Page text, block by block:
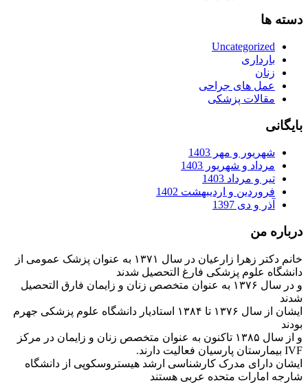
دسته ها
Uncategorized
بارداری
زنان
عمل های جراحی
مقالات پزشکی
بایگانی
شهریور و مهر 1403
مرداد و شهریور 1403
تیر و مرداد 1403
فروردین و اردیبهشت 1402
آذر و دی 1397
درباره من
خانم دکتر زهرا زارعیان در سال ۱۳۷۱ به عنوان پزشک عمومی از
دانشگاه علوم پزشکی فارغ التحصیل شدند
و در سال ۱۳۷۶ به عنوان متخصص زنان و زایمان فارق التحصیل
شدند
ایشان از سال ۱۳۷۶ تا ۱۳۸۴ استادیار دانشگاه علوم پزشکی جهرم
بودند
و از سال ۱۳۸۵ تاکنون به عنوان متخصص زنان و زایمان در مرکز
IVF بیمارستان پارسیان فعالیت دارند.
ایشان دارای مدرک کارشناسی ارشد هیستروسکوپی از دانشگاه
شارجه امارات متحده عربی هستند